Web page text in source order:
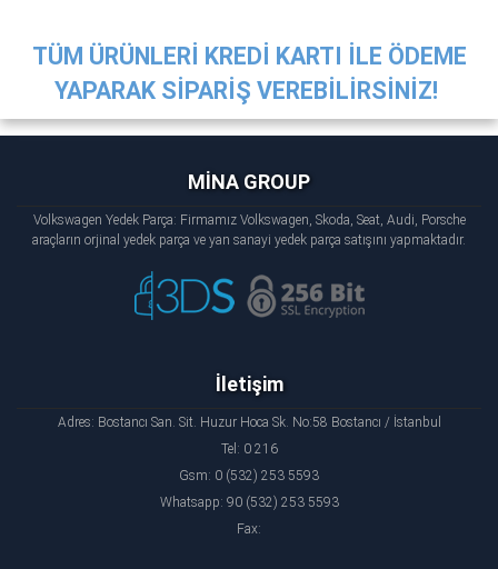
TÜM ÜRÜNLERİ KREDİ KARTI İLE ÖDEME
YAPARAK SİPARİŞ VEREBİLİRSİNİZ!
MİNA GROUP
Volkswagen Yedek Parça: Firmamız Volkswagen, Skoda, Seat, Audi, Porsche
araçların orjinal yedek parça ve yan sanayi yedek parça satışını yapmaktadır.
İletişim
Adres: Bostancı San. Sit. Huzur Hoca Sk. No:58 Bostancı / İstanbul
Tel: 0 216
Gsm: 0 (532) 253 5593
Whatsapp: 90 (532) 253 5593
Fax: